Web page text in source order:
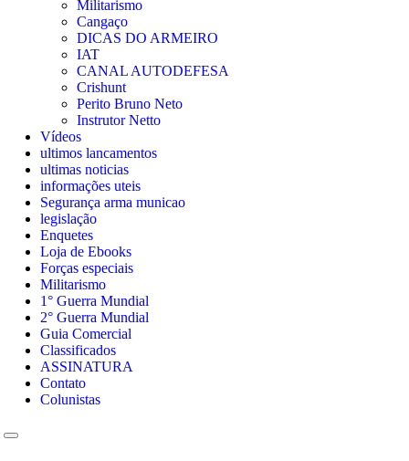
Militarismo
Cangaço
DICAS DO ARMEIRO
IAT
CANAL AUTODEFESA
Crishunt
Perito Bruno Neto
Instrutor Netto
Vídeos
ultimos lancamentos
ultimas noticias
informações uteis
Segurança arma municao
legislação
Enquetes
Loja de Ebooks
Forças especiais
Militarismo
1° Guerra Mundial
2° Guerra Mundial
Guia Comercial
Classificados
ASSINATURA
Contato
Colunistas